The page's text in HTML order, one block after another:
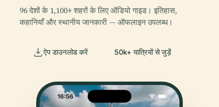
96 देशों के 1,100+ शहरों के लिए ऑडियो गाइड। इतिहास,
कहानियाँ और स्थानीय जानकारी — ऑफलाइन उपलब्ध।
ऐप डाउनलोड करें 50k+ यात्रियों से जुड़ें